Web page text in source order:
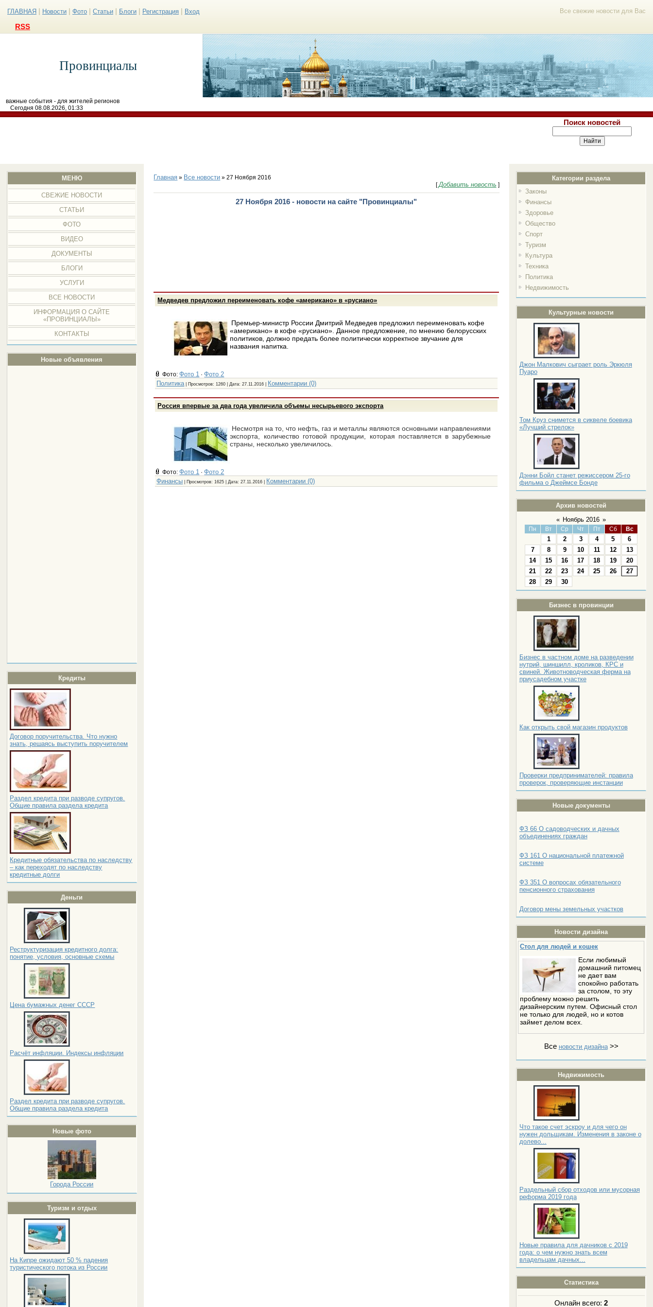
Все свежие новости для Вас
ГЛАВНАЯ Новости Фото Статьи Блоги Регистрация Вход
RSS
Провинциалы
важные события - для жителей регионов
Сегодня 08.08.2026, 01:33
Поиск новостей
МЕНЮ
СВЕЖИЕ НОВОСТИ
СТАТЬИ
ФОТО
ВИДЕО
ДОКУМЕНТЫ
БЛОГИ
УСЛУГИ
ВСЕ НОВОСТИ
ИНФОРМАЦИЯ О САЙТЕ
«ПРОВИНЦИАЛЫ»
КОНТАКТЫ
Новые объявления
Кредиты
Договор поручительства. Что нужно
знать, решаясь выступить поручителем
Раздел кредита при разводе супругов.
Общие правила раздела кредита
Кредитные обязательства по наследству
– как переходят по наследству
кредитные долги
Деньги
Реструктуризация кредитного долга:
понятие, условия, основные схемы
Цена бумажных денег СССР
Расчёт инфляции. Индексы инфляции
Раздел кредита при разводе супругов.
Общие правила раздела кредита
Новые фото
Города России
Туризм и отдых
На Кипре ожидают 50 % падения
туристического потока из России
Категории раздела
Законы
Финансы
Здоровье
Общество
Спорт
Туризм
Культура
Техника
Политика
Недвижимость
Культурные новости
Джон Малкович сыграет роль Эркюля
Пуаро
Том Круз снимется в сиквеле боевика
«Лучший стрелок»
Дэнни Бойл станет режиссером 25-го
фильма о Джеймсе Бонде
Архив новостей
« Ноябрь 2016 »
Пн Вт Ср Чт Пт Сб Вс
1 2 3 4 5
6
7
8 9 10 11 12
13
14
15 16 17 18 19
20
21
22 23 24 25 26
27
28
29 30
Бизнес в провинции
Бизнес в частном доме на разведении
нутрий, шиншилл, кроликов, КРС и
свиней. Животноводческая ферма на
приусадебном участке
Как открыть свой магазин продуктов
Проверки предпринимателей: правила
проверок, проверяющие инстанции
Новые документы
ФЗ 66 О садоводческих и дачных
объединениях граждан
ФЗ 161 О национальной платежной
системе
ФЗ 351 О вопросах обязательного
пенсионного страхования
Договор мены земельных участков
Новости дизайна
Стол для людей и кошек
Если любимый
домашний питомец
не дает вам
спокойно работать
за столом, то эту
проблему можно решить
дизайнерским путем. Офисный стол
не только для людей, но и котов
займет делом всех.
Все новости дизайна>>
Недвижимость
Что такое счет эскроу и для чего он
нужен дольщикам. Изменения в законе о
долево...
Раздельный сбор отходов или мусорная
реформа 2019 года
Новые правила для дачников с 2019
года: о чем нужно знать всем
владельцам дачных...
Статистика
Онлайн всего:2
Главная » Все новости » 27 Ноября 2016
[Добавить новость ]
27 Ноября 2016 - новости на сайте "Провинциалы"
Медведев предложил переименовать кофе «американо» в «русиано»
Премьер-министр России Дмитрий Медведев предложил переименовать кофе
«американо» в кофе «русиано». Данное предложение, по мнению белорусских
политиков, должно предать более политически корректное звучание для
названия напитка.
Фото:Фото 1 ·Фото 2
Политика | Просмотров: 1260 | Дата:27.11.2016 Комментарии (0)
Россия впервые за два года увеличила объемы несырьевого экспорта
Несмотря на то, что нефть, газ и металлы являются основными направлениями
экспорта, количество готовой продукции, которая поставляется в зарубежные
страны, несколько увеличилось.
Фото:Фото 1 ·Фото 2
Финансы | Просмотров: 1625 | Дата:27.11.2016 Комментарии (0)